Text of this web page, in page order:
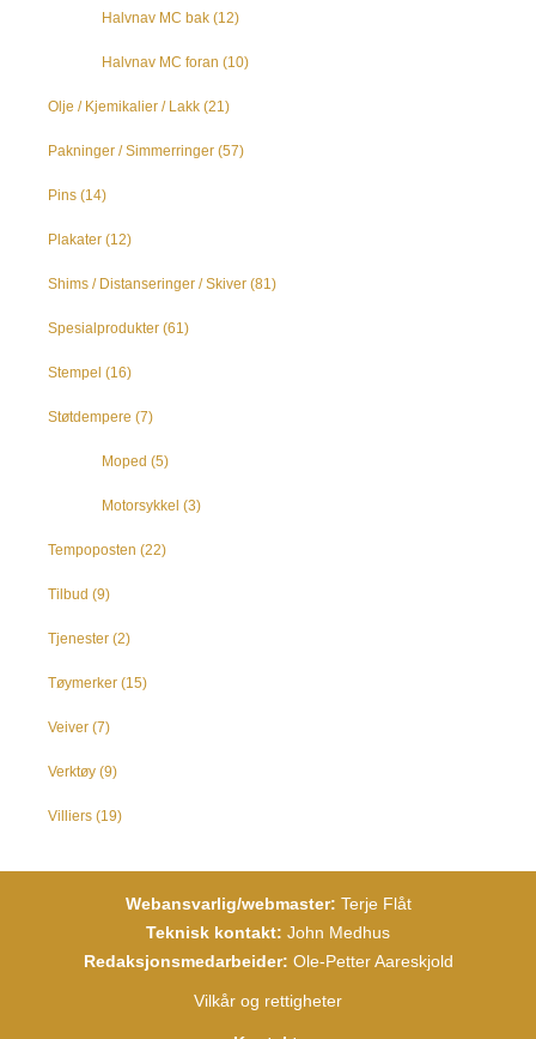
Halvnav MC bak (12)
Halvnav MC foran (10)
Olje / Kjemikalier / Lakk (21)
Pakninger / Simmerringer (57)
Pins (14)
Plakater (12)
Shims / Distanseringer / Skiver (81)
Spesialprodukter (61)
Stempel (16)
Støtdempere (7)
Moped (5)
Motorsykkel (3)
Tempoposten (22)
Tilbud (9)
Tjenester (2)
Tøymerker (15)
Veiver (7)
Verktøy (9)
Villiers (19)
Webansvarlig/webmaster: Terje Flåt
Teknisk kontakt: John Medhus
Redaksjonsmedarbeider: Ole-Petter Aareskjold
Vilkår og rettigheter